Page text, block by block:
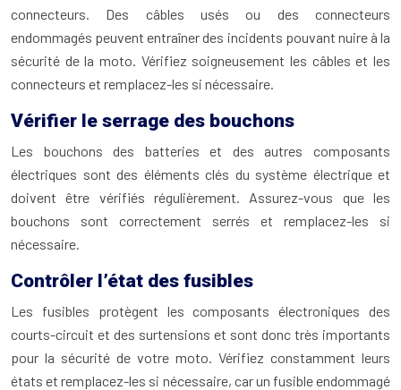
connecteurs. Des câbles usés ou des connecteurs
endommagés peuvent entraîner des incidents pouvant nuire à la
sécurité de la moto. Vérifiez soigneusement les câbles et les
connecteurs et remplacez-les si nécessaire.
Vérifier le serrage des bouchons
Les bouchons des batteries et des autres composants
électriques sont des éléments clés du système électrique et
doivent être vérifiés régulièrement. Assurez-vous que les
bouchons sont correctement serrés et remplacez-les si
nécessaire.
Contrôler l’état des fusibles
Les fusibles protègent les composants électroniques des
courts-circuit et des surtensions et sont donc très importants
pour la sécurité de votre moto. Vérifiez constamment leurs
états et remplacez-les si nécessaire, car un fusible endommagé